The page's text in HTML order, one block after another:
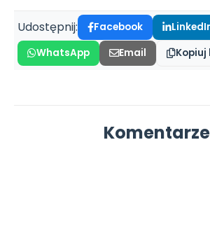
Udostępnij: Facebook
WhatsApp
Email Kopiuj
Komentarze